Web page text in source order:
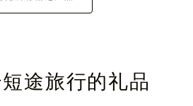
途旅行的礼品